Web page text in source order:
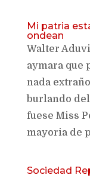
Mi patria
ondean
Walter
aymara que
nada
burlando
fuese Miss
mayoria de
Sociedad